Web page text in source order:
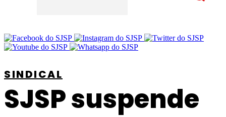
SINDICAL
SJSP suspende